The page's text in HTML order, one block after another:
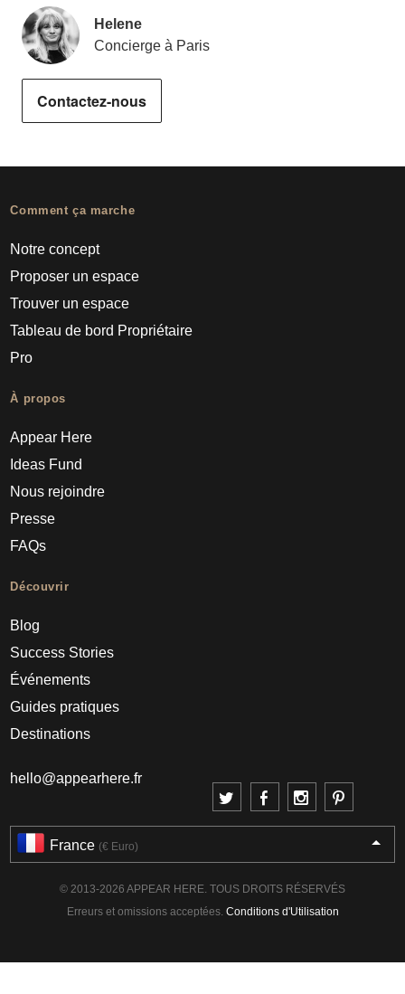
Helene
Concierge à Paris
Contactez-nous
Comment ça marche
Notre concept
Proposer un espace
Trouver un espace
Tableau de bord Propriétaire
Pro
À propos
Appear Here
Ideas Fund
Nous rejoindre
Presse
FAQs
Découvrir
Blog
Success Stories
Événements
Guides pratiques
Destinations
hello@appearhere.fr
France (€ Euro)
© 2013-2026 APPEAR HERE. TOUS DROITS RÉSERVÉS
Erreurs et omissions acceptées. Conditions d'Utilisation